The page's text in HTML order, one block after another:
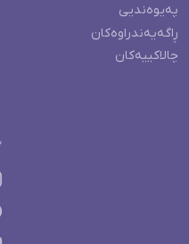
پەیوەندیی
ڕاگەیەندراوەکان
چالاکییەکان